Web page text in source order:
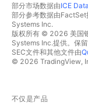
作者基于公开信
市有风险，投资
交易计划均为个人
变化、行业动态
确定性。请读者
部分市场数据由ICE
部分参考数据由
Systems Inc.
版权所有 © 2026 美国
Systems Inc.提供。保留
SEC文件和其他文件由
© 2026 TradingView,
不仅是产品